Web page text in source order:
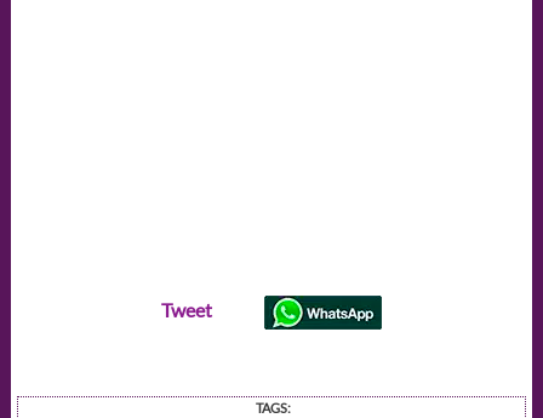
Tweet
TAGS: